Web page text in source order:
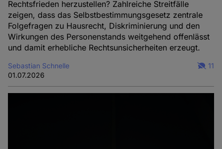
Rechtsfrieden herzustellen? Zahlreiche Streitfälle
zeigen, dass das Selbstbestimmungsgesetz zentrale
Folgefragen zu Hausrecht, Diskriminierung und den
Wirkungen des Personenstands weitgehend offenlässt
und damit erhebliche Rechtsunsicherheiten erzeugt.
Sebastian Schnelle
01.07.2026
11